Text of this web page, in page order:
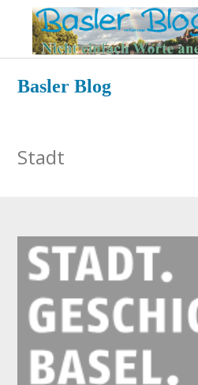
springen
Basler Blog
Stadt